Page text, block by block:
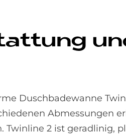
Duschbadewanne
Abmessungen
Twinline 2 ist geradlinig,